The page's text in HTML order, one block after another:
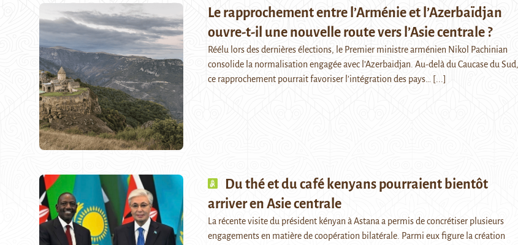
Le rapprochement entre l’Arménie et l’Azerbaïdjan
ouvre-t-il une nouvelle route vers l’Asie centrale ?
Réélu lors des dernières élections, le Premier ministre arménien Nikol Pachinian
consolide la normalisation engagée avec l’Azerbaïdjan. Au-delà du Caucase du Sud,
ce rapprochement pourrait favoriser l’intégration des pays…
[...]
Du thé et du café kenyans pourraient bientôt
arriver en Asie centrale
La récente visite du président kényan à Astana a permis de concrétiser plusieurs
engagements en matière de coopération bilatérale. Parmi eux figure la création